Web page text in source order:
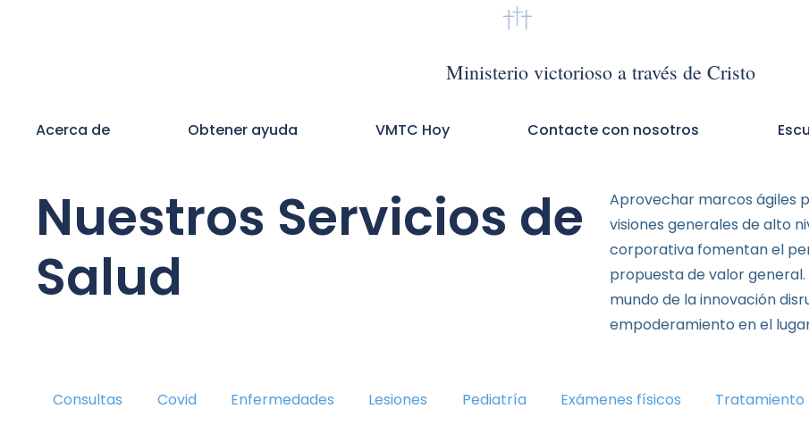
Ministerio victorioso a través de Cristo
Acerca de Obtener ayuda VMTC Hoy Contacte con nosotros
Nuestros Servicios de
Salud
Aprovechar marcos ágiles
visiones generales de alto
corporativa fomentan el
propuesta de valor
mundo de la innovación
empoderamiento en el
Consultas Covid Enfermedades Lesiones Pediatría Exámenes físicos Tratamiento